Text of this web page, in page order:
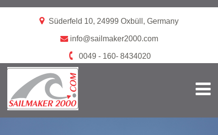
Süderfeld 10, 24999 Oxbüll, Germany
info@sailmaker2000.com
0049 - 160- 8434020